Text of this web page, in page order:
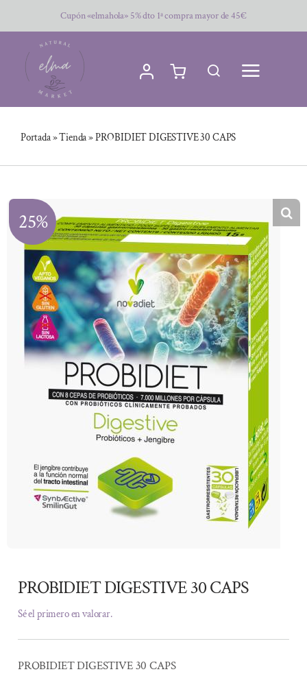
al
contenido
Cupón «elmahola» 5% dto 1ª compra mayor de 45€
Portada»Tienda»PROBIDIET DIGESTIVE 30 CAPS
25%
PROBIDIET DIGESTIVE 30 CAPS
Sé el primero en valorar.
PROBIDIET DIGESTIVE 30 CAPS